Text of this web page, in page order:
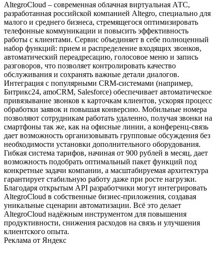
AltegroCloud – современная облачная виртуальная АТС,
разработанная российской компанией Altegro, специально для
малого и среднего бизнеса, стремящегося оптимизировать
телефонные коммуникации и повысить эффективность
работы с клиентами. Сервис объединяет в себе полноценный
набор функций: прием и распределение входящих звонков,
автоматический переадресацию, голосовое меню и запись
разговоров, что позволяет контролировать качество
обслуживания и сохранять важные детали диалогов.
Интеграция с популярными CRM‑системами (например,
Битрикс24, amoCRM, Salesforce) обеспечивает автоматическое
привязывание звонков к карточкам клиентов, ускоряя процесс
обработки заявок и повышая конверсию. Мобильные номера
позволяют сотрудникам работать удаленно, получая звонки на
смартфоны так же, как на офисные линии, а конференц‑связь
дает возможность организовывать групповые обсуждения без
необходимости установки дополнительного оборудования.
Гибкая система тарифов, начиная от 900 рублей в месяц, дает
возможность подобрать оптимальный пакет функций под
конкретные задачи компании, а масштабируемая архитектура
гарантирует стабильную работу даже при росте нагрузки.
Благодаря открытым API разработчики могут интегрировать
AltegroCloud в собственные бизнес‑приложения, создавая
уникальные сценарии автоматизации. Всё это делает
AltegroCloud надёжным инструментом для повышения
продуктивности, снижения расходов на связь и улучшения
клиентского опыта.
Реклама от Яндекс